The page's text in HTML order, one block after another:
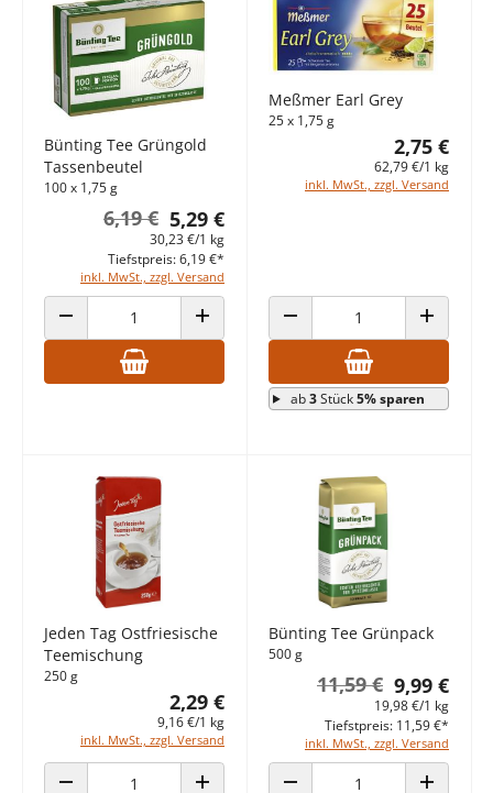
Bünting Tee Grüngold
Tassenbeutel
100 x 1,75 g
5,29 €
6,19 €
30,23 €/1 kg
inkl. MwSt., zzgl. Versand
Tiefstpreis: 6,19 €*
ANZAHL VERRINGERN ANZAHL ERHÖHEN
Meßmer Earl Grey
25 x 1,75 g
2,75 €
62,79 €/1 kg
inkl. MwSt., zzgl. Versand
ANZAHL VERRINGERN ANZAHL
ab3Stück5% sparen
Jeden Tag Ostfriesische
Teemischung
250 g
2,29 €
9,16 €/1 kg
inkl. MwSt., zzgl. Versand
Bünting Tee Grünpack
500 g
9,99 €
11,59 €
19,98 €/1 kg
inkl. MwSt., zzgl. Versand
Tiefstpreis: 11,59 €*